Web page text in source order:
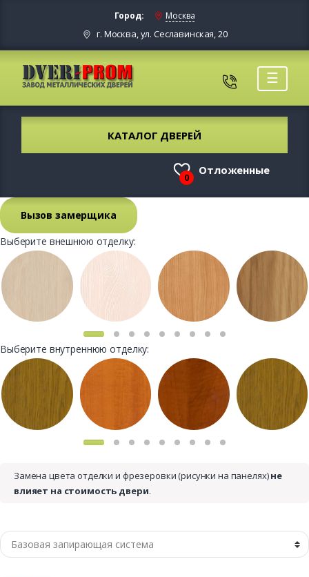
Город: Москва
г. Москва, ул. Сеславинская, 20
☰
КАТАЛОГ ДВЕРЕЙ
0
Отложенные
Вызов замерщика
Выберите внешнюю отделку:
Выберите внутреннюю отделку:
Замена цвета отделки и фрезеровки (рисунки на панелях)не
влияет на стоимость двери.